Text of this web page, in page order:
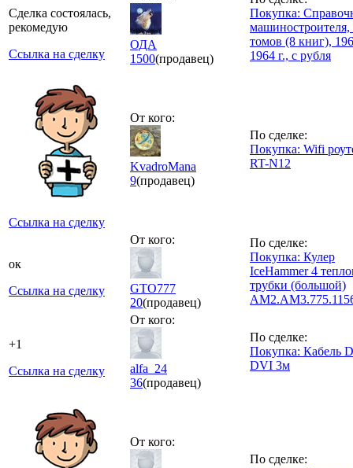
Сделка состоялась,
рекомедую
Ссылка на сделку
ОДА
1500(продавец)
Покупка:
машиностроителя,
томов (8 книг),
1964 г., с рубля
Ссылка на сделку
От кого:
KvadroMana
9(продавец)
По сделке:
Покупка: Wifi
RT-N12
ок
Ссылка на сделку
От кого:
GTO777
20(продавец)
По сделке:
Покупка: Кулер
IceHammer 4
трубки (большой)
+1
Ссылка на сделку
От кого:
alfa_24
36(продавец)
По сделке:
Покупка: Кабель
DVI 3м
От кого:
По сделке: